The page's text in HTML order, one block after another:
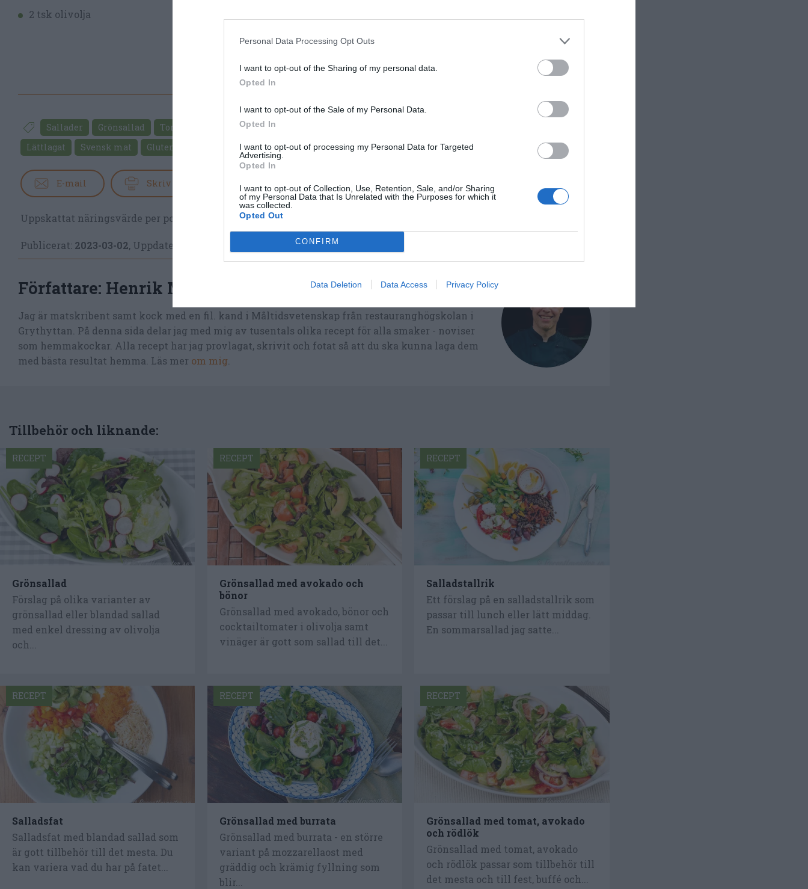
Personal Data Processing Opt Outs
I want to opt-out of the Sharing of my personal data.
Opted In
I want to opt-out of the Sale of my Personal Data.
Opted In
I want to opt-out of processing my Personal Data for Targeted
Advertising.
Opted In
I want to opt-out of Collection, Use, Retention, Sale, and/or Sharing
of my Personal Data that Is Unrelated with the Purposes for which it
was collected.
Opted Out
CONFIRM
Data Deletion Data Access Privacy Policy
2 tsk olivolja
Sallader Grönsallad Tomater Morötter Fest
Lättlagat
Svensk mat Glutenfritt Vegetariskt Vegan Kall mat
E-mail Skriv ut Medel: 5 (2 röster)
Uppskattat näringsvärde per portion:
Publicerat: 2023-03-02, Uppdaterat:
Författare: Henrik Mattsson
Jag är matskribent samt kock med en fil. kand i Måltidsvetenskap från restauranghögskolan i
Grythyttan. På denna sida delar jag med mig av tusentals olika recept för alla smaker - noviser
som hemmakockar. Alla recept har jag provlagat, skrivit och fotat så att du ska kunna laga dem
med bästa resultat hemma. Läs mer om mig
Tillbehör och liknande:
Grönsallad
Förslag på olika varianter av
grönsallad eller blandad sallad
med enkel dressing av olivolja
och...
RECEPT
Grönsallad med avokado och
bönor
Grönsallad med avokado, bönor och
cocktailtomater i olivolja samt
vinäger är gott som sallad till det...
RECEPT
Salladstallrik
Ett förslag på en salladstallrik som
passar till lunch eller lätt middag.
En sommarsallad jag satte...
RECEPT
Salladsfat
Salladsfat med blandad sallad som
är gott tillbehör till det mesta. Du
kan variera vad du har på fatet...
RECEPT
Grönsallad med burrata
Grönsallad med burrata - en större
variant på mozzarellaost med
gräddig och krämig fyllning som
blir...
RECEPT
Grönsallad med tomat, avokado
och rödlök
Grönsallad med tomat, avokado
och rödlök passar som tillbehör till
det mesta och till fest, buffé och...
RECEPT